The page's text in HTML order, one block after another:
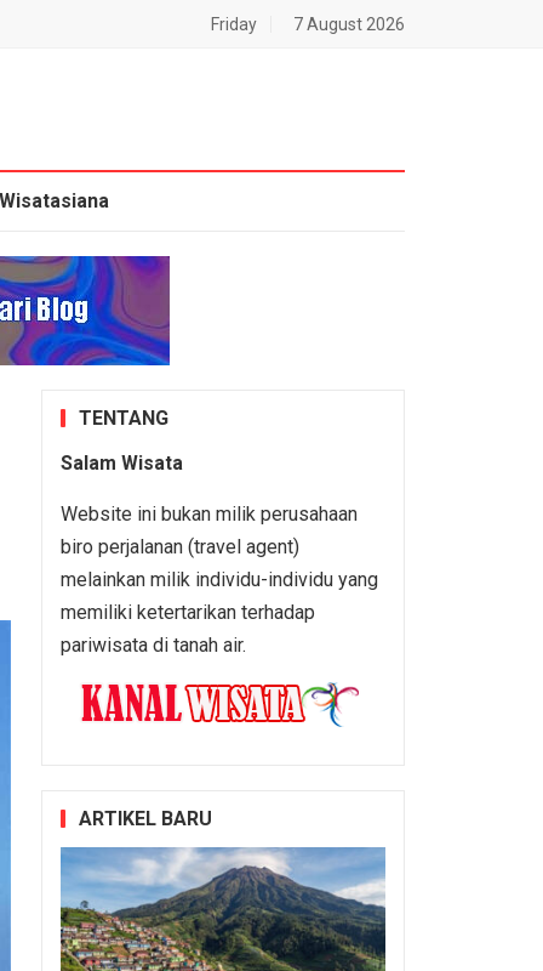
Friday 7 August 2026
TENTANG
Salam Wisata
Website ini bukan milik perusahaan
biro perjalanan (travel agent)
melainkan milik individu-individu yang
memiliki ketertarikan terhadap
pariwisata di tanah air.
ARTIKEL BARU